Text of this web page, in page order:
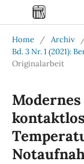
Home / Archiv
Bd. 3 Nr. 1 (2021):
Originalarbeit